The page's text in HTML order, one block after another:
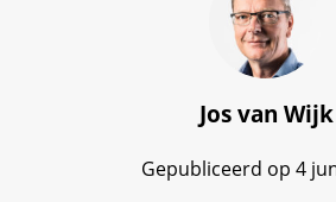
Jos van Wijk
Gepubliceerd op 4